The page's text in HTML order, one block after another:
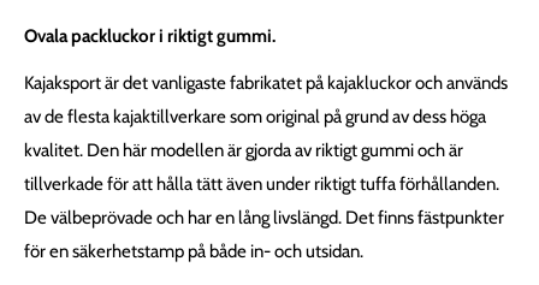
Ovala packluckor i riktigt gummi.
Kajaksport är det vanligaste fabrikatet på kajakluckor och används
av de flesta kajaktillverkare som original på grund av dess höga
kvalitet. Den här modellen är gjorda av riktigt gummi och är
tillverkade för att hålla tätt även under riktigt tuffa förhållanden.
De välbeprövade och har en lång livslängd. Det finns fästpunkter
för en säkerhetstamp på både in- och utsidan.